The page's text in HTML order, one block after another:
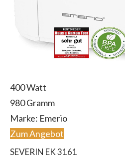
400 Watt
980 Gramm
Marke: Emerio
Zum Angebot
SEVERIN EK 3161